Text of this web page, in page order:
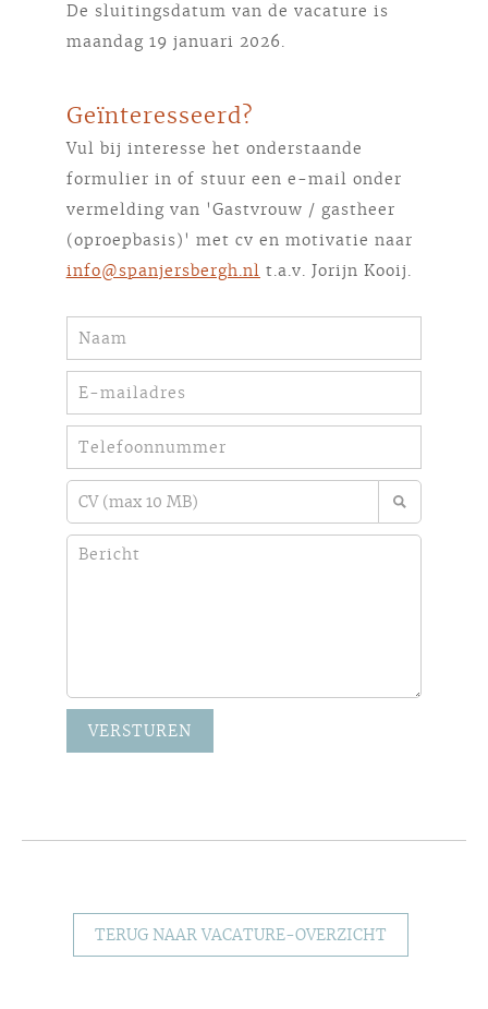
De sluitingsdatum van de vacature is
maandag 19 januari 2026.
Geïnteresseerd?
Vul bij interesse het onderstaande
formulier in of stuur een e-mail onder
vermelding van 'Gastvrouw / gastheer
(oproepbasis)' met cv en motivatie naar
info@spanjersbergh.nl t.a.v. Jorijn Kooij.
VERSTUREN
TERUG NAAR VACATURE-OVERZICHT